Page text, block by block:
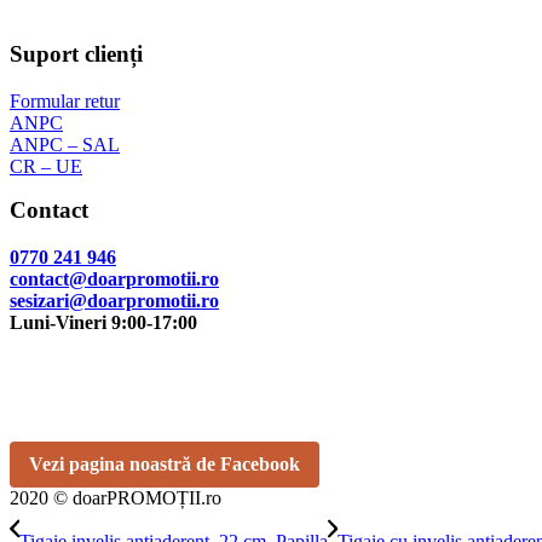
Suport clienți
Formular retur
ANPC
ANPC – SAL
CR – UE
Contact
0770 241 946
contact@doarpromotii.ro
sesizari@doarpromotii.ro
Luni-Vineri 9:00-17:00
Vezi pagina noastră de Facebook
2020 © doarPROMOȚII.ro